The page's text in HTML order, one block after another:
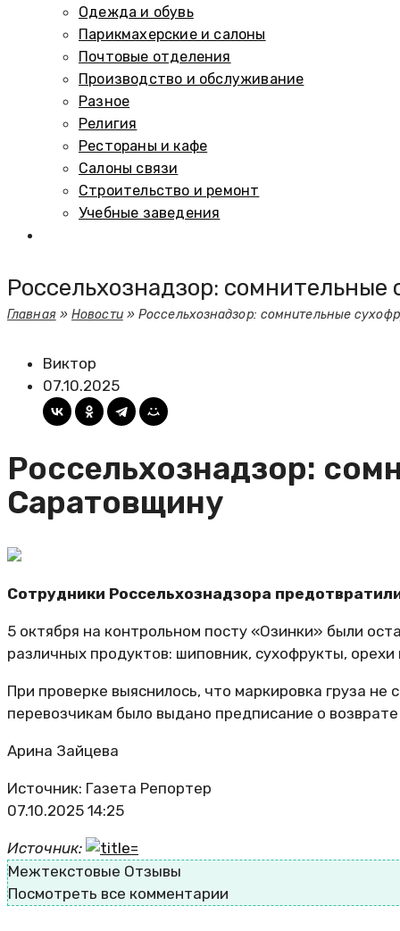
Одежда и обувь
Парикмахерские и салоны
Почтовые отделения
Производство и обслуживание
Разное
Религия
Рестораны и кафе
Салоны связи
Строительство и ремонт
Учебные заведения
Россельхознадзор:
Главная»Новости»Россельхознадзор: сомнительные
Виктор
07.10.2025
Россельхознадзор:
Саратовщину
Сотрудники Россельхознадзора
5 октября на контрольном посту «Озинки» были
различных продуктов: шиповник, сухофрукты,
При проверке выяснилось, что маркировка груза
перевозчикам было выдано предписание о
Арина Зайцева
Источник: Газета Репортер
07.10.2025 14:25
Источник:
Межтекстовые Отзывы
Посмотреть все комментарии